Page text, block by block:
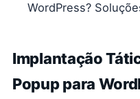
WordPress?
Implantação
Popup para